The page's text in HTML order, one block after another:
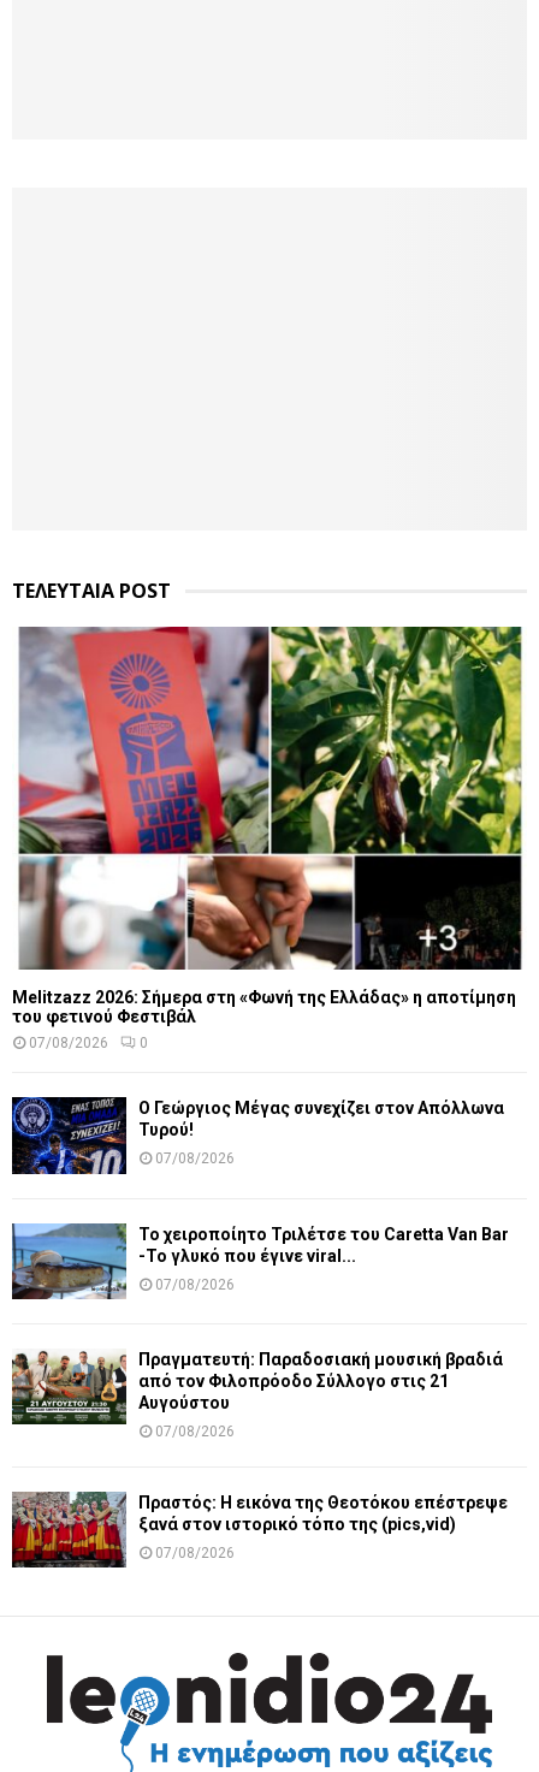
ΤΕΛΕΥΤΑΙΑ POST
Melitzazz 2026: Σήμερα στη «Φωνή της Ελλάδας» η αποτίμηση
του φετινού Φεστιβάλ
07/08/2026 0
Ο Γεώργιος Μέγας συνεχίζει στον Απόλλωνα
Τυρού!
07/08/2026
Το χειροποίητο Τριλέτσε του Caretta Van Bar
-Το γλυκό που έγινε viral...
07/08/2026
Πραγματευτή: Παραδοσιακή μουσική βραδιά
από τον Φιλοπρόοδο Σύλλογο στις 21
Αυγούστου
07/08/2026
Πραστός: Η εικόνα της Θεοτόκου επέστρεψε
ξανά στον ιστορικό τόπο της (pics,vid)
07/08/2026